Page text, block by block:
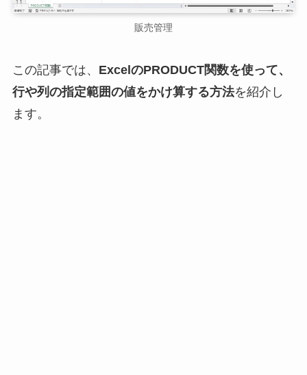
販売管理
この記事では、 ExcelのPRODUCT関数を使って、
行や列の指定範囲の値をかけ算する方法を紹介し
ます。